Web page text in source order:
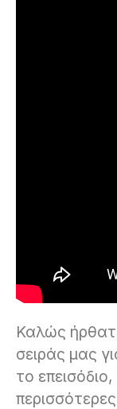
Καλώς
σειράς μας
το